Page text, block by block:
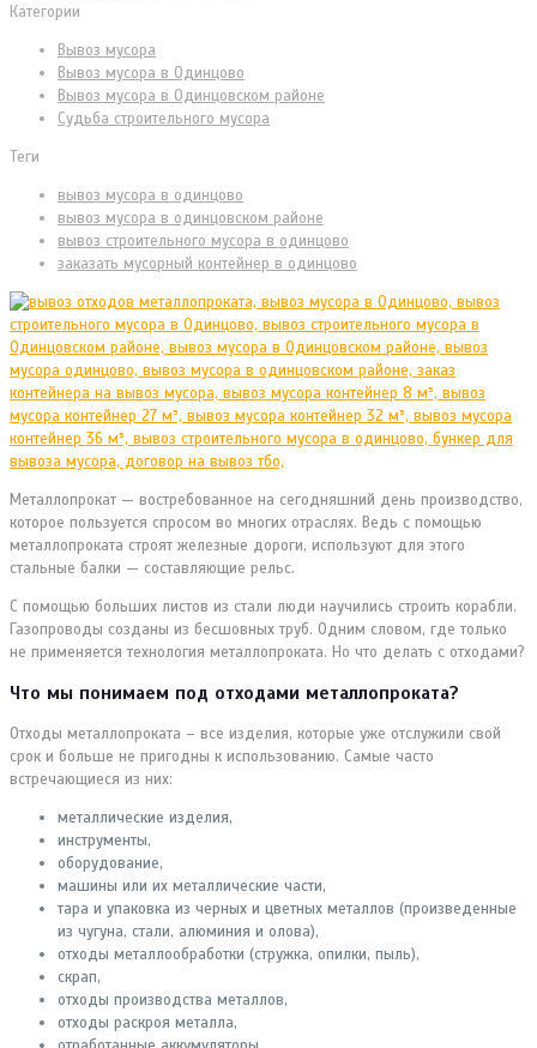
Категории
Вывоз мусора
Вывоз мусора в Одинцово
Вывоз мусора в Одинцовском районе
Судьба строительного мусора
Теги
вывоз мусора в одинцово
вывоз мусора в одинцовском районе
вывоз строительного мусора в одинцово
заказать мусорный контейнер в одинцово
Металлопрокат — востребованное на сегодняшний день производство,
которое пользуется спросом во многих отраслях. Ведь с помощью
металлопроката строят железные дороги, используют для этого
стальные балки — составляющие рельс.
С помощью больших листов из стали люди научились строить корабли.
Газопроводы созданы из бесшовных труб. Одним словом, где только
не применяется технология металлопроката. Но что делать с отходами?
Что мы понимаем под отходами металлопроката?
Отходы металлопроката – все изделия, которые уже отслужили свой
срок и больше не пригодны к использованию. Самые часто
встречающиеся из них:
металлические изделия,
инструменты,
оборудование,
машины или их металлические части,
тара и упаковка из черных и цветных металлов (произведенные
из чугуна, стали, алюминия и олова),
отходы металлообработки (стружка, опилки, пыль),
скрап,
отходы производства металлов,
отходы раскроя металла,